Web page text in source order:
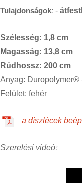
Tulajdonságok: -
Szélesség: 1,8 cm
Magasság: 13,8 cm
Rúdhossz: 200 cm
Anyag: Duropolymer®
Felület: fehér
a díszlécek
Szerelési videó: